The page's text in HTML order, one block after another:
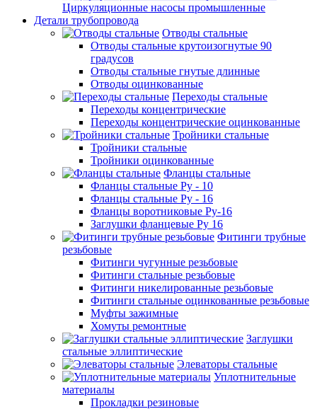
Циркуляционные насосы промышленные
Детали трубопровода
Отводы стальные
Отводы стальные крутоизогнутые 90
градусов
Отводы стальные гнутые длинные
Отводы оцинкованные
Переходы стальные
Переходы концентрические
Переходы концентрические оцинкованные
Тройники стальные
Тройники стальные
Тройники оцинкованные
Фланцы стальные
Фланцы стальные Ру - 10
Фланцы стальные Ру - 16
Фланцы воротниковые Ру-16
Заглушки фланцевые Ру 16
Фитинги трубные
резьбовые
Фитинги чугунные резьбовые
Фитинги стальные резьбовые
Фитинги никелированные резьбовые
Фитинги стальные оцинкованные резьбовые
Муфты зажимные
Хомуты ремонтные
Заглушки
стальные эллиптические
Элеваторы стальные
Уплотнительные
материалы
Прокладки резиновые